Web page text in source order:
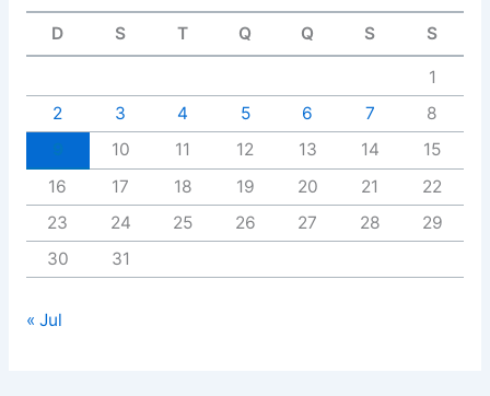
D S T Q Q S S
1
2
3 4 5 6 7
8
10 11 12 13 14
15
16
17 18 19 20 21
22
23
24 25 26 27 28
29
30
31
« Jul